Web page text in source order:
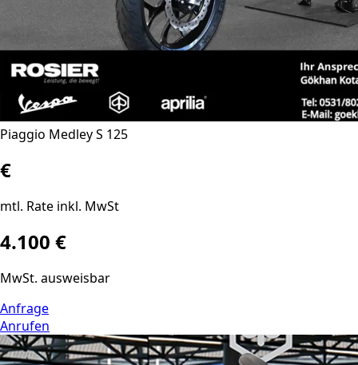
Piaggio Medley S 125
€
mtl. Rate inkl. MwSt
4.100 €
MwSt. ausweisbar
Anfrage
Anrufen